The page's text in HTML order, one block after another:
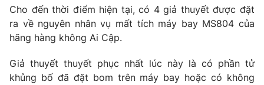
Giải sao mai
Làm đẹp
Chất lượng cuộc sống
Tuyển sinh
Học trực tuyến
Công nghệ
Sản phẩm
Giao lưu trực tuyến
Cho đến thời điểm hiện tại, có 4 giả thuyết được đặt
ra về nguyên nhân vụ mất tích máy bay MS804 của
hãng hàng không Ai Cập.
Giả thuyết thuyết phục nhất lúc này là có phần tử
khủng bố đã đặt bom trên máy bay hoặc có không